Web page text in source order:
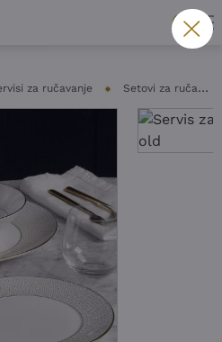
za ručavanje Setovi za ručavanje